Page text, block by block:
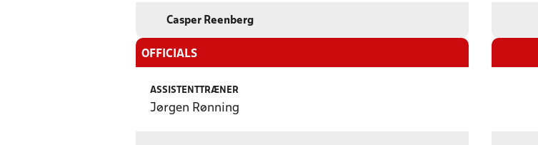
Casper Reenberg
OFFICIALS
ASSISTENTTRÆNER
Jørgen Rønning